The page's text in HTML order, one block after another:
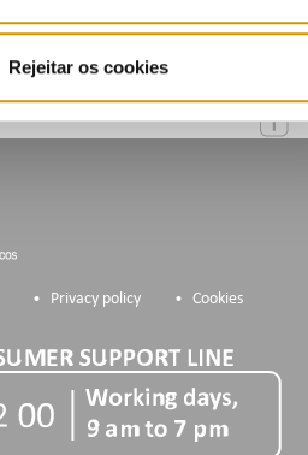
Rejeitar os cookies
Privacy policy Cookies